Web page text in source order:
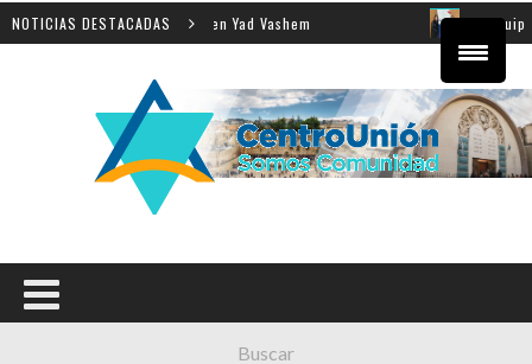
NOTICIAS DESTACADAS
de la Shoá en Yad Vashem El equipo